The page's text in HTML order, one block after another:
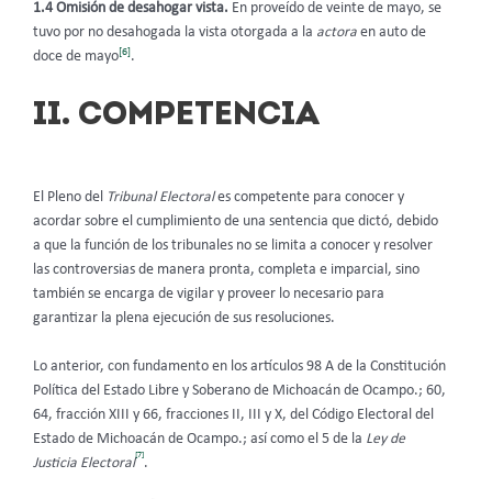
1.4 Omisión de desahogar vista. En proveído de veinte de mayo, se
tuvo por no desahogada la vista otorgada a la actora en auto de
doce de mayo[6].
II. COMPETENCIA
El Pleno del Tribunal Electorales competente para conocer y
acordar sobre el cumplimiento de una sentencia que dictó, debido
a que la función de los tribunales no se limita a conocer y resolver
las controversias de manera pronta, completa e imparcial, sino
también se encarga de vigilar y proveer lo necesario para
garantizar la plena ejecución de sus resoluciones.
Lo anterior, con fundamento en los artículos 98 A de la Constitución
Política del Estado Libre y Soberano de Michoacán de Ocampo.; 60,
64, fracción XIII y 66, fracciones II, III y X, del Código Electoral del
Estado de Michoacán de Ocampo.; así como el 5 de la Ley de
Justicia Electoral
[7]
.